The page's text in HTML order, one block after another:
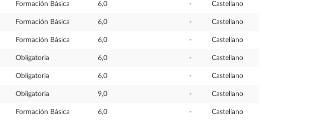
Formación Básica 6,0 - Castellano
Formación Básica 6,0 - Castellano
Formación Básica 6,0 - Castellano
Obligatoria 6,0 - Castellano
Obligatoria 6,0 - Castellano
Obligatoria 9,0 - Castellano
Formación Básica 6,0 - Castellano